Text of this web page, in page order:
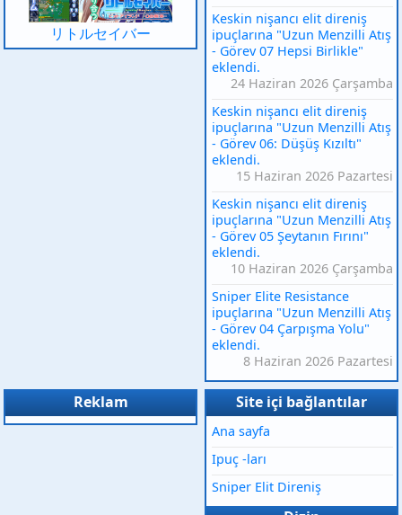
リトルセイバー
Keskin nişancı elit direniş
ipuçlarına "Uzun Menzilli Atış
- Görev 07 Hepsi Birlikle"
eklendi.
24 Haziran 2026 Çarşamba
Keskin nişancı elit direniş
ipuçlarına "Uzun Menzilli Atış
- Görev 06: Düşüş Kızıltı"
eklendi.
15 Haziran 2026 Pazartesi
Keskin nişancı elit direniş
ipuçlarına "Uzun Menzilli Atış
- Görev 05 Şeytanın Fırını"
eklendi.
10 Haziran 2026 Çarşamba
Sniper Elite Resistance
ipuçlarına "Uzun Menzilli Atış
- Görev 04 Çarpışma Yolu"
eklendi.
8 Haziran 2026 Pazartesi
Reklam Site içi bağlantılar
Ana sayfa
Ipuç -ları
Sniper Elit Direniş